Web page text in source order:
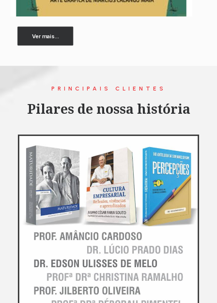
Ver mais...
PRINCIPAIS CLIENTES
Pilares de nossa história